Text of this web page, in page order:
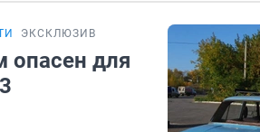
ЭКСКЛЮЗИВ
опасен для